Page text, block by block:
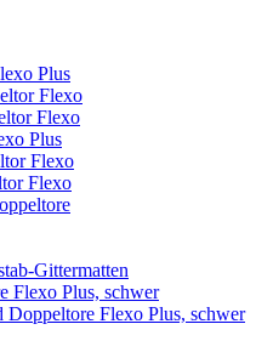
Plus
Flexo
Flexo
Plus
Flexo
Flexo
Gittermatten
Flexo Plus, schwer
Flexo Plus, schwer